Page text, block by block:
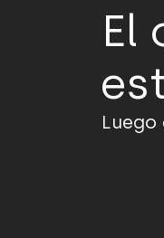
El